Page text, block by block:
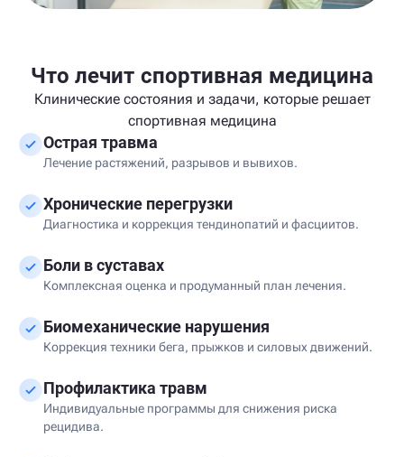
Что лечит спортивная медицина
Клинические состояния и задачи, которые решает
спортивная медицина
Острая травма
Лечение растяжений, разрывов и вывихов.
Хронические перегрузки
Диагностика и коррекция тендинопатий и фасциитов.
Боли в суставах
Комплексная оценка и продуманный план лечения.
Биомеханические нарушения
Коррекция техники бега, прыжков и силовых движений.
Профилактика травм
Индивидуальные программы для снижения риска
рецидива.